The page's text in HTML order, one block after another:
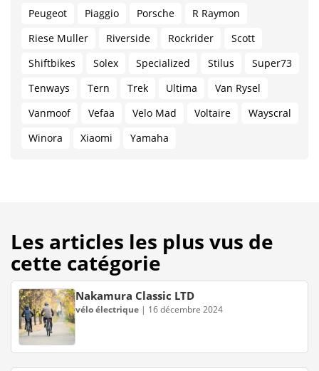
Peugeot Piaggio Porsche
R Raymon
Riese Muller
Riverside Rockrider
Scott
Shiftbikes
Solex Specialized Stilus
Super73
Tenways
Tern Trek Ultima
Van Rysel
Vanmoof
Vefaa Velo Mad Voltaire
Wayscral
Winora
Xiaomi Yamaha
Les articles les plus vus de
cette catégorie
Nakamura Classic LTD
vélo électrique | 16 décembre 2024